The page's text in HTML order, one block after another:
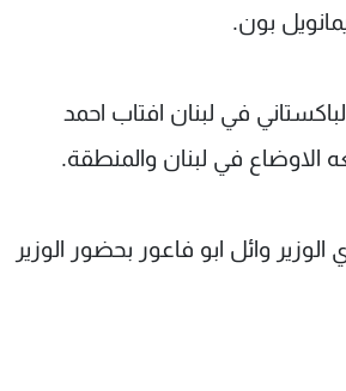
بون.
في لبنان افتاب احمد
في لبنان والمنطقة.
وائل ابو فاعور بحضور الوزير